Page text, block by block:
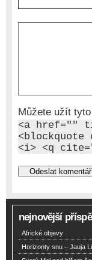
Můžete užít
<a href=""
<blockquote
<i> <q
nejnovější
Africké objevy
Horizonty snu – Jauja